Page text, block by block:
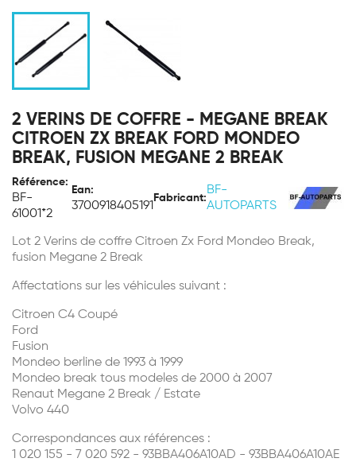
2 VERINS DE COFFRE - MEGANE BREAK
CITROEN ZX BREAK FORD MONDEO
BREAK, FUSION MEGANE 2 BREAK
Référence:
BF-
61001*2
Ean:
3700918405191
Fabricant:
BF-
AUTOPARTS
Lot 2 Verins de coffre Citroen Zx Ford Mondeo Break,
fusion Megane 2 Break
Affectations sur les véhicules suivant :
Citroen C4 Coupé
Ford
Fusion
Mondeo berline de 1993 à 1999
Mondeo break tous modeles de 2000 à 2007
Renaut Megane 2 Break / Estate
Volvo 440
Correspondances aux références :
1 020 155 - 7 020 592 - 93BBA406A10AD - 93BBA406A10AE